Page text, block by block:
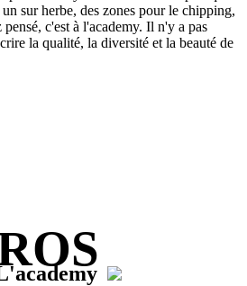
sur herbe, des zones pour le chipping,
c'est à l'academy. Il n'y a pas
la qualité, la diversité et la beauté de